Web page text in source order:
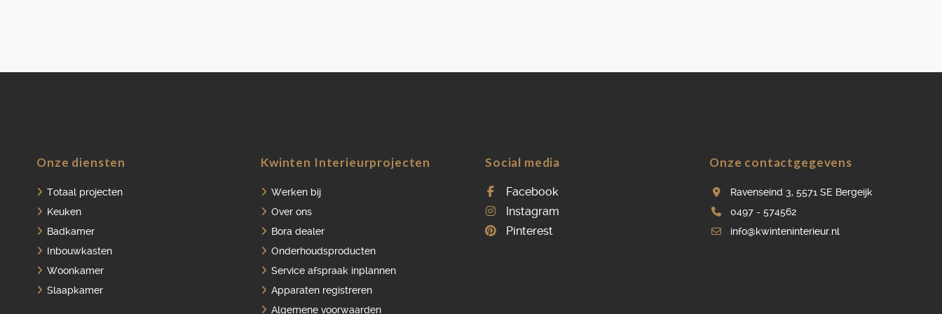
Onze diensten
Totaal projecten
Keuken
Badkamer
Inbouwkasten
Woonkamer
Slaapkamer
Kwinten Interieurprojecten
Werken bij
Over ons
Bora dealer
Onderhoudsproducten
Service afspraak inplannen
Apparaten registreren
Algemene voorwaarden
Social media
Facebook
Instagram
Pinterest
Onze contactgegevens
Ravenseind 3, 5571 SE Bergeijk
0497 - 574562
info@kwinteninterieur.nl